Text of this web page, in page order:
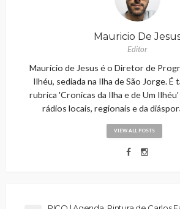
Mauricio De
Editor
Maurício de Jesus é o Diretor de
Ilhéu, sediada na Ilha de São Jorge. É
rubrica 'Cronicas da Ilha e de Um
rádios locais, regionais e da
VIEW ALL POSTS